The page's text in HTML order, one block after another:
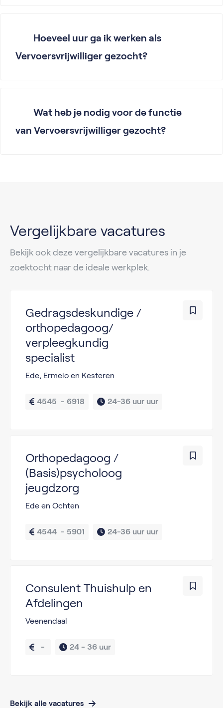
Hoeveel uur ga ik werken als
Vervoersvrijwilliger gezocht?
Wat heb je nodig voor de functie
van Vervoersvrijwilliger gezocht?
Vergelijkbare vacatures
Bekijk ook deze vergelijkbare vacatures in je
zoektocht naar de ideale werkplek.
Gedragsdeskundige /
orthopedagoog/
verpleegkundig
specialist
Ede, Ermelo en Kesteren
4545  - 6918 24-36 uur uur
Orthopedagoog /
(Basis)psycholoog
jeugdzorg
Ede en Ochten
4544  - 5901 24-36 uur uur
Consulent Thuishulp en
Afdelingen
Veenendaal
  -
24 - 36 uur
Bekijk alle vacatures